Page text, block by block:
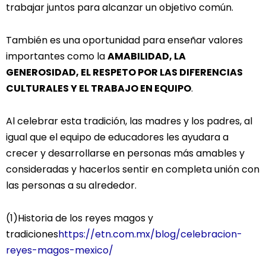
trabajar juntos para alcanzar un objetivo común.
También es una oportunidad para enseñar valores
importantes como laAMABILIDAD, LA
GENEROSIDAD, EL RESPETO POR LAS DIFERENCIAS
CULTURALES Y EL TRABAJO EN EQUIPO.
Al celebrar esta tradición, las madres y los padres, al
igual que el equipo de educadores les ayudara a
crecer y desarrollarse en personas más amables y
consideradas y hacerlos sentir en completa unión con
las personas a su alrededor.
(1)Historia de los reyes magos y
tradicioneshttps://etn.com.mx/blog/celebracion-
reyes-magos-mexico/